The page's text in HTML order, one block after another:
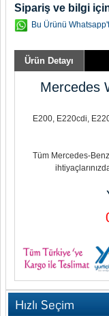
Sipariş ve bilgi
Bu Ürünü
Ürün Detayı
Mercedes
E200, E220cdi,
Tüm Mercedes-
Hızlı Seçim